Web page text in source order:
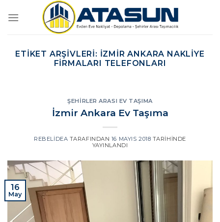
atla
ETIKET ARŞIVLERI: İZMIR ANKARA NAKLIYE
FIRMALARI TELEFONLARI
ŞEHIRLER ARASI EV TAŞIMA
İzmir Ankara Ev Taşıma
REBELIDEA TARAFINDAN 16 MAYIS 2018 TARIHINDE
YAYINLANDI
16
May